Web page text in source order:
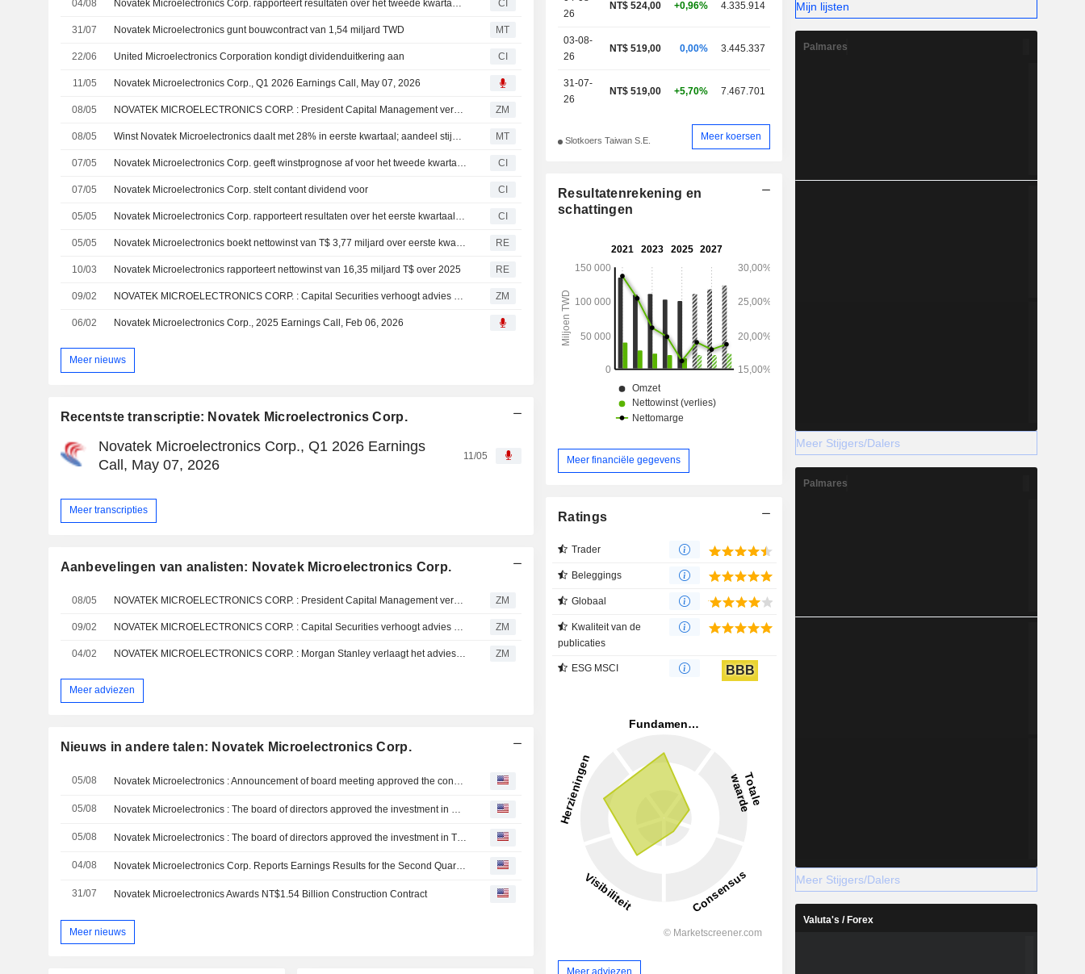
04/08 Novatek Microelectronics Corp. rapporteert resultaten over het tweede kwartaal en de eerste zes maanden eindigend op 30 juni 2026 CI
31/07 Novatek Microelectronics gunt bouwcontract van 1,54 miljard TWD MT
22/06 United Microelectronics Corporation kondigt dividenduitkering aan CI
11/05 Novatek Microelectronics Corp., Q1 2026 Earnings Call, May 07, 2026
08/05 NOVATEK MICROELECTRONICS CORP. : President Capital Management verhoogt advies naar kopen ZM
08/05 Winst Novatek Microelectronics daalt met 28% in eerste kwartaal; aandeel stijgt met 10% MT
07/05 Novatek Microelectronics Corp. geeft winstprognose af voor het tweede kwartaal van 2026 en het boekjaar 2026 CI
07/05 Novatek Microelectronics Corp. stelt contant dividend voor CI
05/05 Novatek Microelectronics Corp. rapporteert resultaten over het eerste kwartaal eindigend op 31 maart 2026 CI
05/05 Novatek Microelectronics boekt nettowinst van T$ 3,77 miljard over eerste kwartaal RE
10/03 Novatek Microelectronics rapporteert nettowinst van 16,35 miljard T$ over 2025 RE
09/02 NOVATEK MICROELECTRONICS CORP. : Capital Securities verhoogt advies naar kopen ZM
06/02 Novatek Microelectronics Corp., 2025 Earnings Call, Feb 06, 2026
Meer nieuws
Recentste transcriptie: Novatek Microelectronics Corp.
Novatek Microelectronics Corp., Q1 2026 Earnings
Call, May 07, 2026
11/05
Meer transcripties
Aanbevelingen van analisten: Novatek Microelectronics Corp.
08/05 ZM
09/02 ZM
04/02 ZM
Meer adviezen
Nieuws in andere talen: Novatek Microelectronics Corp.
05/08 Novatek Microelectronics : Announcement of board meeting approved the consolidated financial statements for the first half of 2026
05/08 Novatek Microelectronics : The board of directors approved the investment in Oceanus Growth Fund, L.P.
05/08 Novatek Microelectronics : The board of directors approved the investment in TGVest Asia Partners III (Taiwan), L.P.
04/08 Novatek Microelectronics Corp. Reports Earnings Results for the Second Quarter and Six Months Ended June 30, 2026
31/07 Novatek Microelectronics Awards NT$1.54 Billion Construction Contract
Meer nieuws
beeldsensoren voor externe computercamera's.
26
NT$ 524,00 +0,96% 4.335.914
03-08-
26
NT$ 519,00 0,00% 3.445.337
31-07-
26
NT$ 519,00 +5,70% 7.467.701
Slotkoers Taiwan S.E. Meer koersen
Resultatenrekening en
schattingen
Meer financiële gegevens
Ratings
Trader
Beleggings
Globaal
Kwaliteit van de
publicaties
ESG MSCI BBB
Mijn lijsten
Palmares
Meer Stijgers/Dalers
Palmares
Meer Stijgers/Dalers
Valuta's / Forex